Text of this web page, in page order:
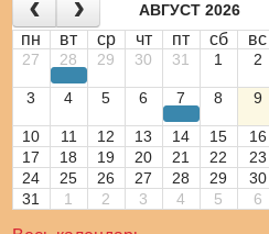
АВГУСТ 2026
пн вт ср чт пт сб вс
27 28 29 30 31 1 2
3 4 5 6 7 8 9
10 11 12 13 14 15
16
17
18 19 20 21 22
23
24
25 26 27 28 29
30
31
1 2 3 4 5 6